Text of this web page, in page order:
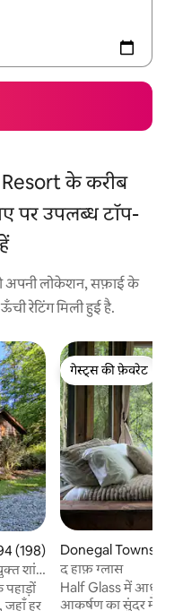
के करीब
पर उपलब्ध टॉप-
अपनी लोकेशन, सफ़ाई के
रेटिंग मिली हुई है.
5 में से 4.94, 198 समीक्षाएँ
(198)
शांत
हर
गेस्ट्स की फ़ेवरेट
गेस्ट्स की फ़ेवरेट
Donegal Township
द हाफ़ ग्लास
Half Glass में
आकर्षण का सुंदर मेल